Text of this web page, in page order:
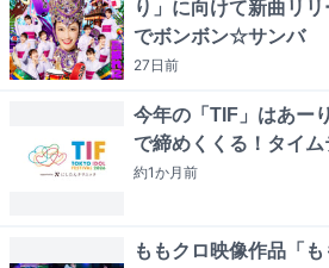
り」に向けて新曲リ
でボンボン☆サンバ
27日前
今年の「TIF」はあー
で締めくくる！タイ
約1か月前
ももクロ映像作品「